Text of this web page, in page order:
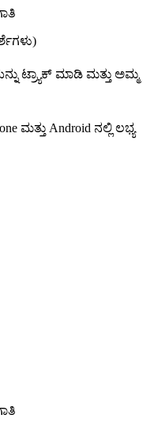
ಟ್ರ್ಯಾಕ್ ಮಾಡಿ ಮತ್ತು ಅಮ್ಮ
ಮತ್ತು Android ನಲ್ಲಿ ಲಭ್ಯ